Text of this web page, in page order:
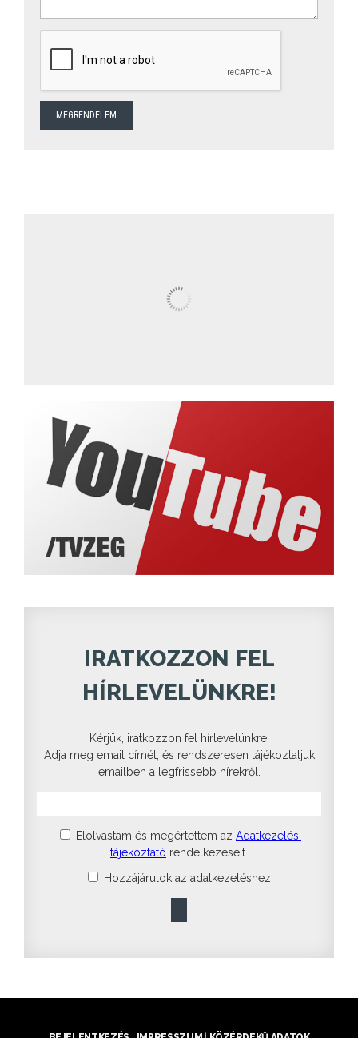
IRATKOZZON FEL
HÍRLEVELÜNKRE!
Kérjük, iratkozzon fel hírlevelünkre.
Adja meg email címét, és rendszeresen tájékoztatjuk
emailben a legfrissebb hírekről.
Elolvastam és megértettem az Adatkezelési
tájékoztató rendelkezéseit.
Hozzájárulok az adatkezeléshez.